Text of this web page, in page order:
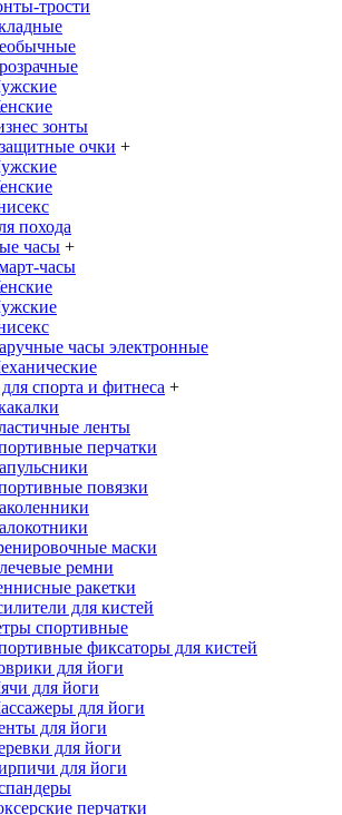
трости
зонты
очки +
похода
часы +
часы
часы электронные
спорта и фитнеса +
ленты
перчатки
повязки
маски
ремни
ракетки
для кистей
спортивные
фиксаторы для кистей
для йоги
для йоги
для йоги
для йоги
для йоги
для йоги
перчатки